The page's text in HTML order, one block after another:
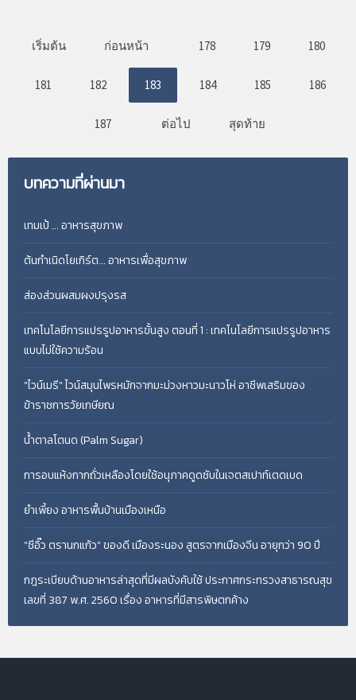
เริ่มต้น ก่อนหน้า 178 179 180
181 182 183 184 185 186
187 ต่อไป สุดท้าย
บทความที่ผ่านมา
เทมเป้ ... อาหารสุขภาพ
ต้นกำเนิดโยเกิร์ต... อาหารเพื่อสุขภาพ
ส่องส่วนผสมผงปรุงรส
เทคโนโลยีการแปรรูปอาหารขั้นสูง ตอนที่ 1 : เทคโนโลยีการแปรรูปอาหาร
แบบไม่ใช้ความร้อน
"ไวน์เมรี" ไวน์สมุนไพรหมักจากมะม่วงหาวมะนาวโห่ อาชีพเสริมของ
ข้าราชการวัยเกษียณ
น้ำตาลโตนด (Palm Sugar)
การอบแห้งกากถั่วเหลืองโดยใช้อนุภาคดูดซับในเจตสเปาท์เตดเบด
ยำเพี้ยง อาหารพื้นบ้านเมืองเหนือ
"ซีอิ๊ว ตรานกแก้ว" ของดี เมืองระนอง สูตรจากเมืองจีน อายุกว่า 90 ปี
กฎระเบียบด้านอาหารล่าสุดที่มีผลบังคับใช้ ประกาศกระทรวงสาธารณสุข
เลขที่ 387 พ.ศ. 2560 เรื่อง อาหารที่มีสารพิษตกค้าง